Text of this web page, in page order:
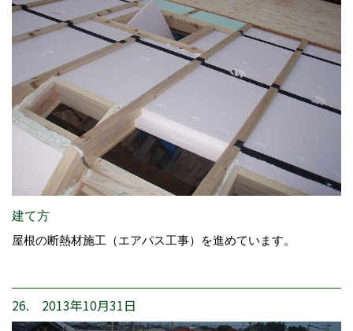
建て方
屋根の断熱材施工（エアパス工事）を進めています。
26. 2013年10月31日